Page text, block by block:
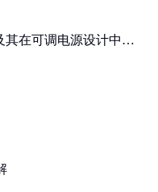
其在可调电源设计中的